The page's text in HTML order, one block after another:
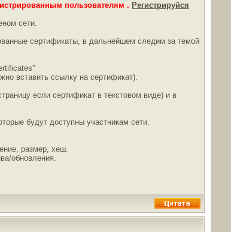
пользователям . Регистрируйся
сети.
сертификаты, в дальнейшем следим за темой
вставить ссылку на сертификат).
если сертификат в текстовом виде) и в
будут доступны участникам сети.
размер, хеш.
обновления.